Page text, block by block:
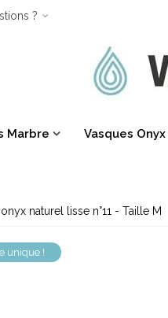
?
Marbre Vasques Onyx
naturel lisse n°11 - Taille M
unique !